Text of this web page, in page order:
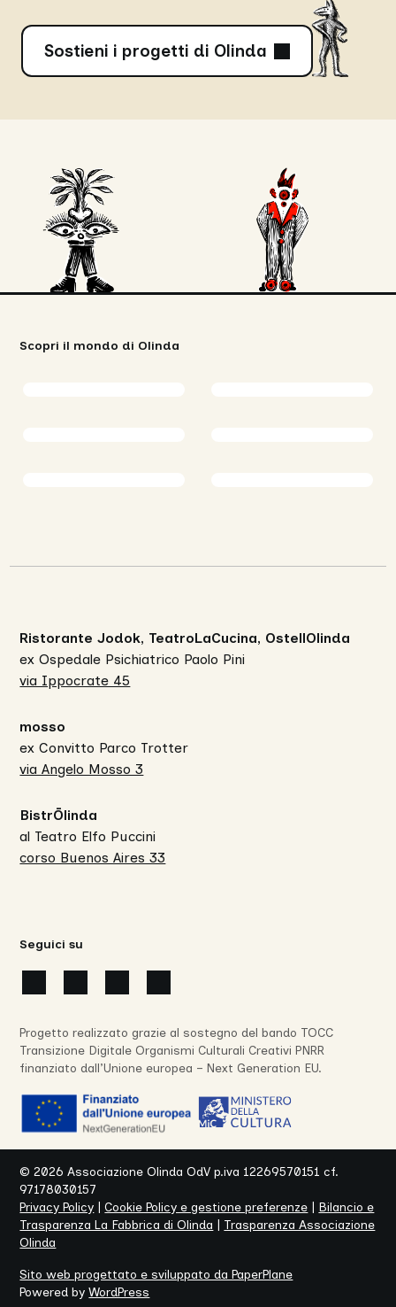
Sostieni i progetti di Olinda
Scopri il mondo di Olinda
Ristorante Jodok, TeatroLaCucina, OstellOlinda
ex Ospedale Psichiatrico Paolo Pini
via Ippocrate 45
mosso
ex Convitto Parco Trotter
via Angelo Mosso 3
BistrŌlinda
al Teatro Elfo Puccini
corso Buenos Aires 33
Seguici su
Progetto realizzato grazie al sostegno del bando TOCC
Transizione Digitale Organismi Culturali Creativi PNRR
finanziato dall’Unione europea – Next Generation EU.
©2026 Associazione Olinda OdV p.iva 12269570151 cf.
97178030157
Privacy Policy |Cookie Policy e gestione preferenze
Bilancio e
Trasparenza La Fabbrica di Olinda
Trasparenza Associazione
Olinda
Sito web progettato e sviluppato da PaperPlane
Powered byWordPress